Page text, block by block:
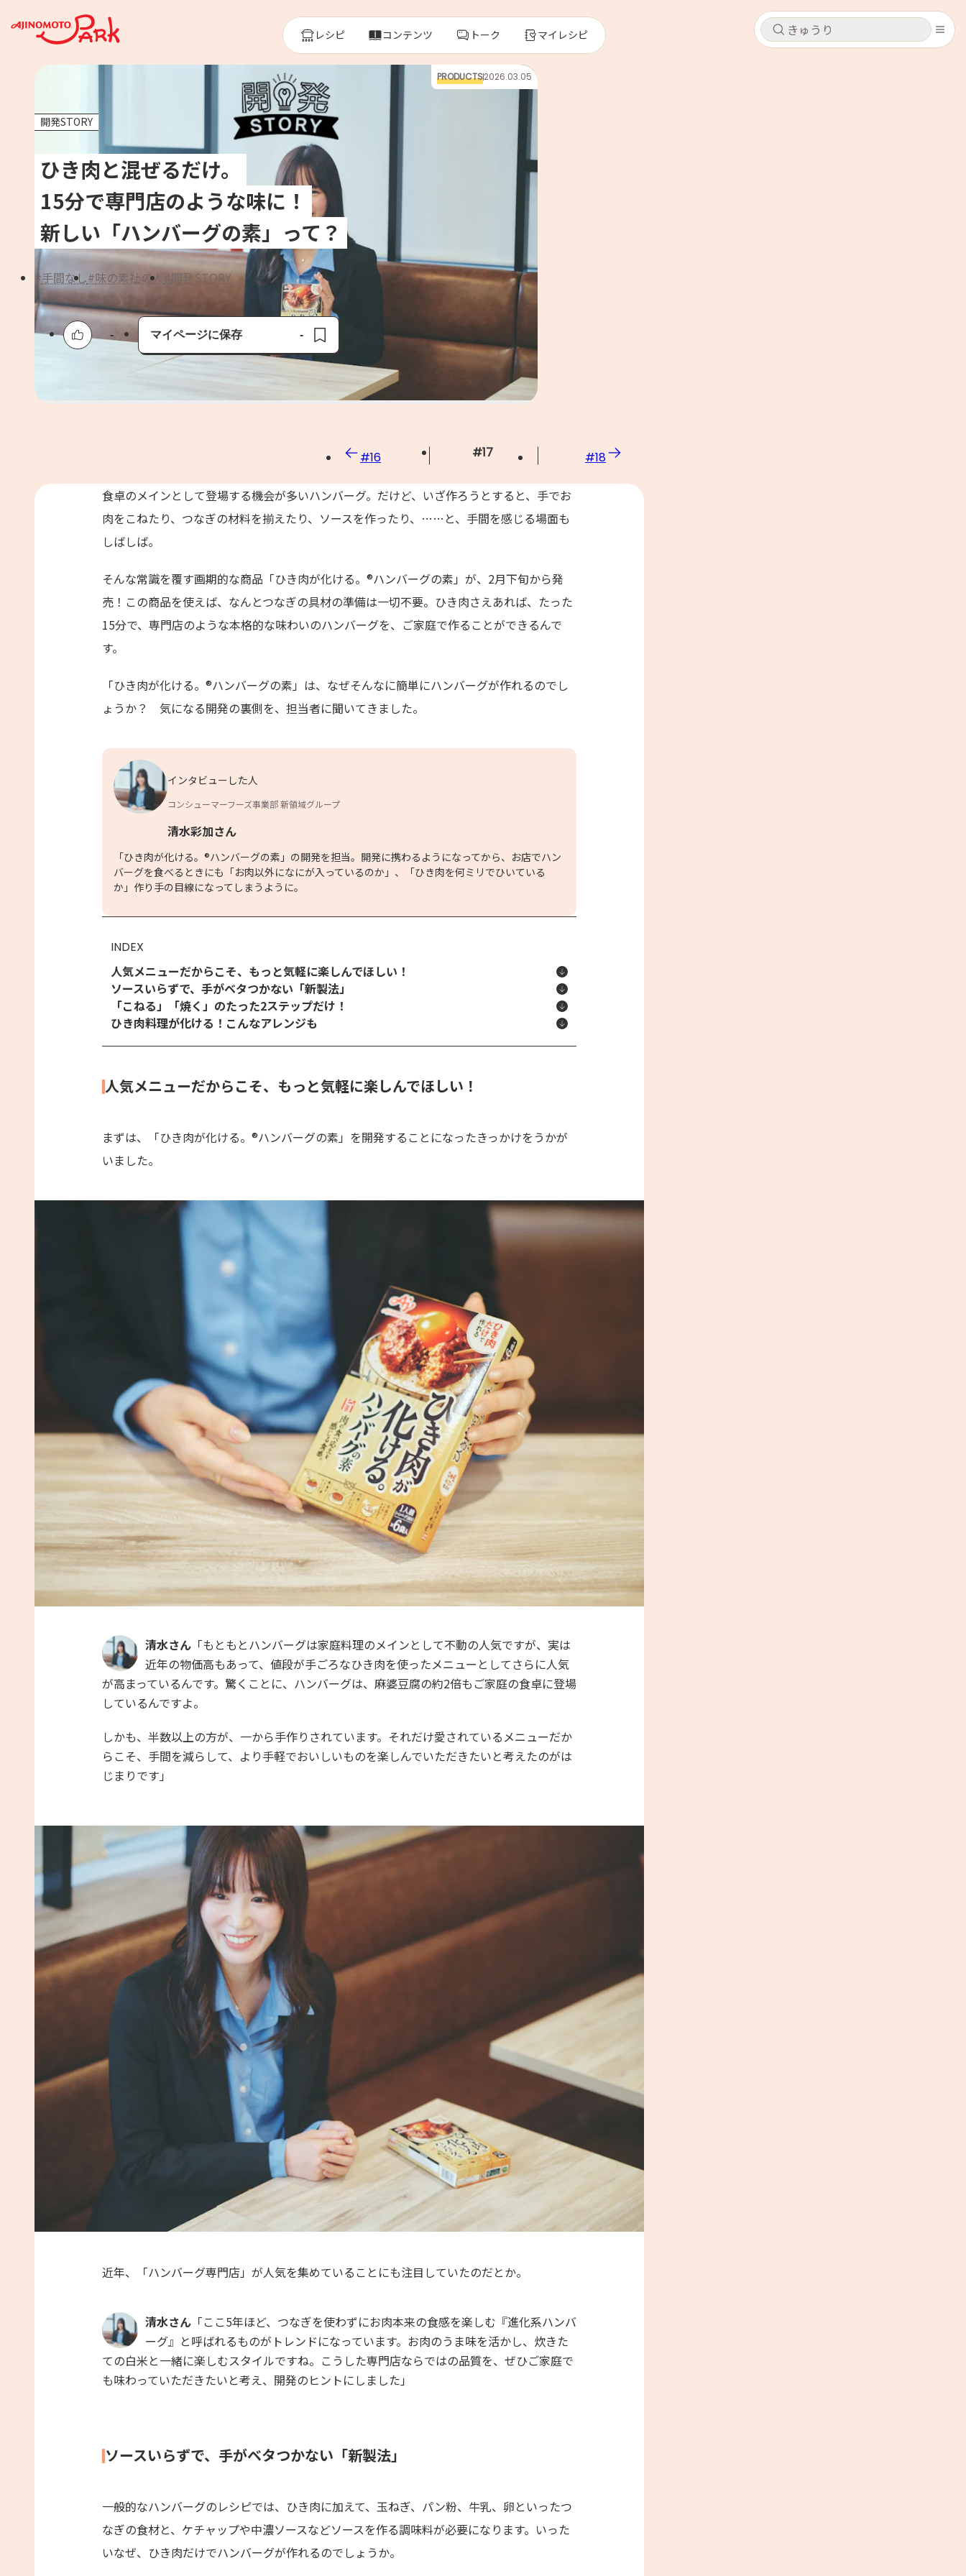
キャンセル
キャンセル
レシピ コンテンツ トーク マイレシピ
開発STORY
ひき肉と混ぜるだけ。
15分で専門店のような味に！
新しい「ハンバーグの素」って？
手間なし 味の素社の人 開発STORY
-
マイページに保存
保存済み
-
PRODUCTS2026.03.05
#16 #17 #18
食卓のメインとして登場する機会が多いハンバーグ。だけど、いざ作ろうとすると、手でお
肉をこねたり、つなぎの材料を揃えたり、ソースを作ったり、……と、手間を感じる場面も
しばしば。
そんな常識を覆す画期的な商品「ひき肉が化ける。®ハンバーグの素」が、2月下旬から発
売！この商品を使えば、なんとつなぎの具材の準備は一切不要。ひき肉さえあれば、たった
15分で、専門店のような本格的な味わいのハンバーグを、ご家庭で作ることができるんで
す。
「ひき肉が化ける。®ハンバーグの素」は、なぜそんなに簡単にハンバーグが作れるのでし
ょうか？ 気になる開発の裏側を、担当者に聞いてきました。
インタビューした人
コンシューマーフーズ事業部 新領域グループ
清水彩加さん
「ひき肉が化ける。®ハンバーグの素」の開発を担当。開発に携わるようになってから、お店でハン
バーグを食べるときにも「お肉以外になにが入っているのか」、「ひき肉を何ミリでひいている
か」作り手の目線になってしまうように。
INDEX
人気メニューだからこそ、もっと気軽に楽しんでほしい！
ソースいらずで、手がベタつかない「新製法」
「こねる」「焼く」のたった2ステップだけ！
ひき肉料理が化ける！こんなアレンジも
人気メニューだからこそ、もっと気軽に楽しんでほしい！
まずは、「ひき肉が化ける。®ハンバーグの素」を開発することになったきっかけをうかが
いました。
清水さん 「もともとハンバーグは家庭料理のメインとして不動の人気ですが、実は
近年の物価高もあって、値段が手ごろなひき肉を使ったメニューとしてさらに人気
が高まっているんです。驚くことに、ハンバーグは、麻婆豆腐の約2倍もご家庭の食卓に登場
しているんですよ。
しかも、半数以上の方が、一から手作りされています。それだけ愛されているメニューだか
らこそ、手間を減らして、より手軽でおいしいものを楽しんでいただきたいと考えたのがは
じまりです」
近年、「ハンバーグ専門店」が人気を集めていることにも注目していたのだとか。
清水さん 「ここ5年ほど、つなぎを使わずにお肉本来の食感を楽しむ『進化系ハンバ
ーグ』と呼ばれるものがトレンドになっています。お肉のうま味を活かし、炊きた
ての白米と一緒に楽しむスタイルですね。こうした専門店ならではの品質を、ぜひご家庭で
も味わっていただきたいと考え、開発のヒントにしました」
ソースいらずで、手がベタつかない「新製法」
一般的なハンバーグのレシピでは、ひき肉に加えて、玉ねぎ、パン粉、牛乳、卵といったつ
なぎの食材と、ケチャップや中濃ソースなどソースを作る調味料が必要になります。いった
いなぜ、ひき肉だけでハンバーグが作れるのでしょうか。